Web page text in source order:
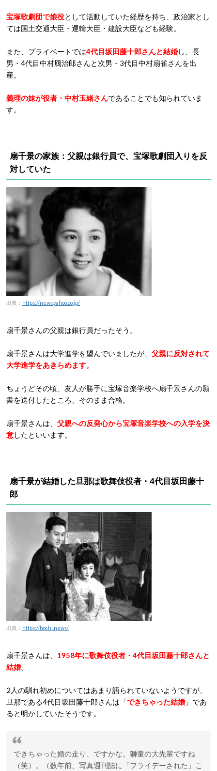
宝塚歌劇団で娘役として活動していた経歴を持ち、政治家とし
ては国土交通大臣・運輸大臣・建設大臣なども経験。
また、プライベートでは4代目坂田藤十郎さんと結婚し、長
男・4代目中村鴈治郎さんと次男・3代目中村扇雀さんを出
産。
義理の妹が役者・中村玉緒さんであることでも知られていま
す。
扇千景の家族：父親は銀行員で、宝塚歌劇団入りを反
対していた
出典： https://news.yahoo.co.jp/
扇千景さんの父親は銀行員だったそう。
扇千景さんは大学進学を望んでいましたが、 父親に反対されて
大学進学をあきらめます。
ちょうどその頃、友人が勝手に宝塚音楽学校へ扇千景さんの願
書を送付したところ、そのまま合格。
扇千景さんは、 父親への反発心から宝塚音楽学校への入学を決
意したといいます。
扇千景が結婚した旦那は歌舞伎役者・4代目坂田藤十
郎
出典： https://hochi.news/
扇千景さんは、 1958年に歌舞伎役者・4代目坂田藤十郎さんと
結婚。
2人の馴れ初めについてはあまり語られていないようですが、
旦那である4代目坂田藤十郎さんは「できちゃった結婚」であ
ると明かしていたそうです。
できちゃった婚の走り、ですかな。獅童の大先輩ですね
（笑）。（数年前、写真週刊誌に「フライデーされた」こ